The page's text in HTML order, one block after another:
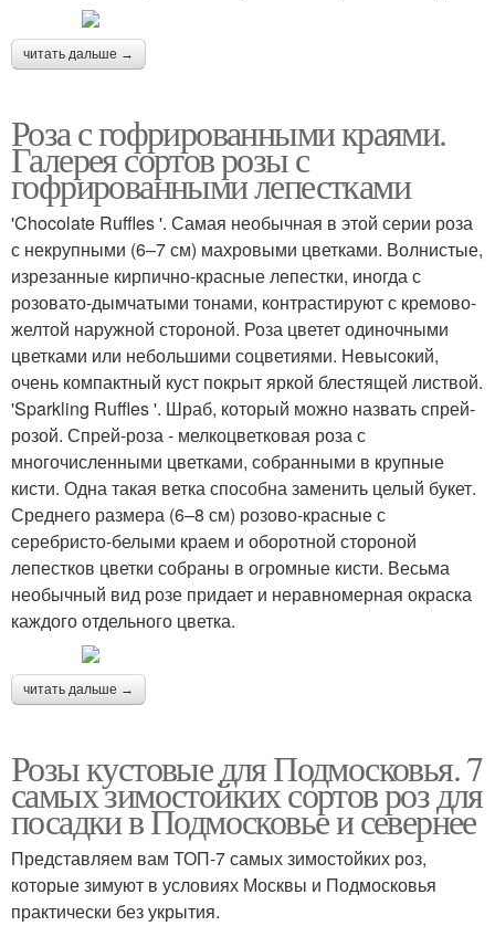
читать дальше →
Роза с гофрированными краями.
Галерея сортов розы с
гофрированными лепестками
'Chocolate Ruffles '. Самая необычная в этой серии роза
с некрупными (6–7 см) махровыми цветками. Волнистые,
изрезанные кирпично-красные лепестки, иногда с
розовато-дымчатыми тонами, контрастируют с кремово-
желтой наружной стороной. Роза цветет одиночными
цветками или небольшими соцветиями. Невысокий,
очень компактный куст покрыт яркой блестящей листвой.
'Sparkling Ruffles '. Шраб, который можно назвать спрей-
розой. Спрей-роза - мелкоцветковая роза с
многочисленными цветками, собранными в крупные
кисти. Одна такая ветка способна заменить целый букет.
Среднего размера (6–8 см) розово-красные с
серебристо-белыми краем и оборотной стороной
лепестков цветки собраны в огромные кисти. Весьма
необычный вид розе придает и неравномерная окраска
каждого отдельного цветка.
читать дальше →
Розы кустовые для Подмосковья. 7
самых зимостойких сортов роз для
посадки в Подмосковье и севернее
Представляем вам ТОП-7 самых зимостойких роз,
которые зимуют в условиях Москвы и Подмосковья
практически без укрытия.